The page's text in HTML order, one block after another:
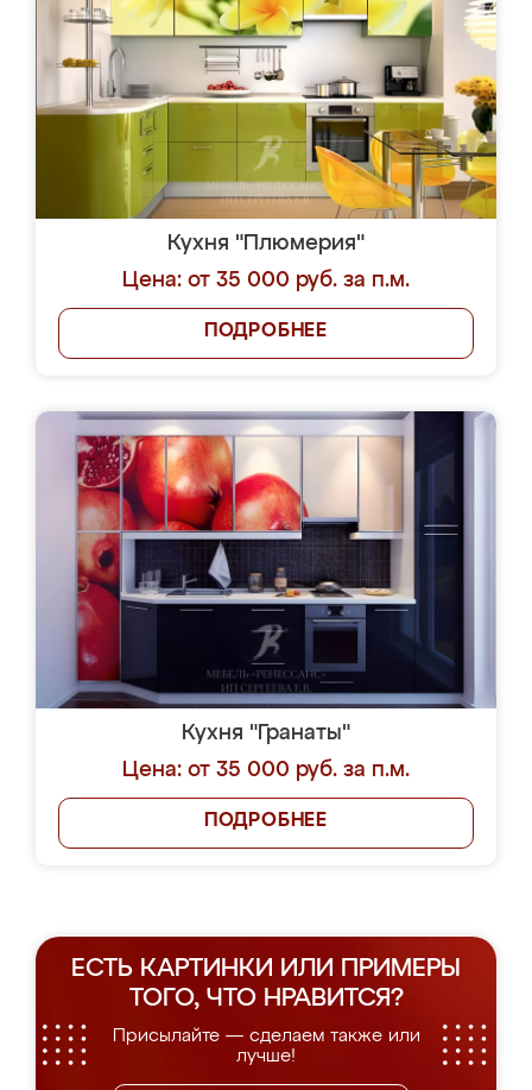
Кухня "Плюмерия"
Цена: от 35 000 руб. за п.м.
ПОДРОБНЕЕ
Кухня "Гранаты"
Цена: от 35 000 руб. за п.м.
ПОДРОБНЕЕ
ЕСТЬ КАРТИНКИ ИЛИ ПРИМЕРЫ
ТОГО, ЧТО НРАВИТСЯ?
Присылайте — сделаем также или
лучше!